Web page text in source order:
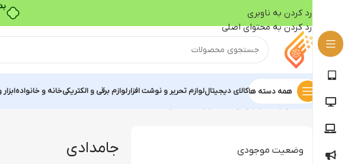
رد کردن به ناوبری
رد کردن به محتوای اصلی
همه دسته هاکالای دیجیتاللوازم تحریر و نوشت افزارلوازم برقی و الکتریکیخانه و خانواده
خانه لوازم تحریر و نوشت افزار
وضعیت موجودی جامدادی